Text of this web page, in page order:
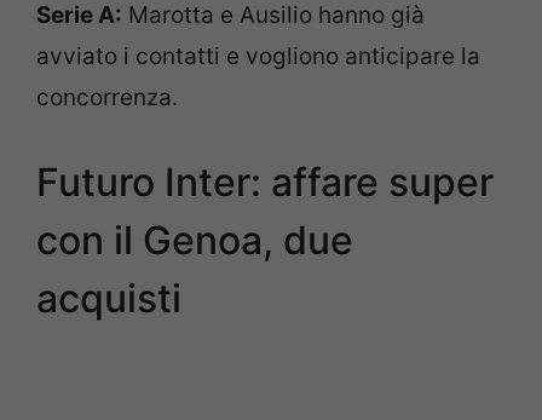
Serie A: Marotta e Ausilio hanno già
avviato i contatti e vogliono anticipare la
concorrenza.
Futuro Inter: affare super
con il Genoa, due
acquisti